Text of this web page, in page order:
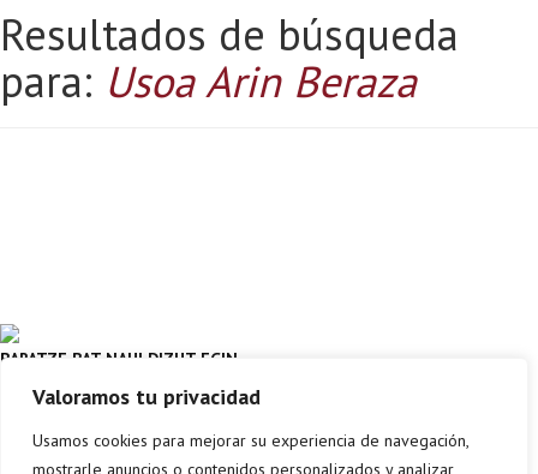
Valoramos tu privacidad
Usamos cookies para mejorar su experiencia de navegación,
mostrarle anuncios o contenidos personalizados y analizar
Resultados de búsqueda
para: Usoa Arin Beraza
BARATZE BAT NAHI DIZUT EGIN…
BARATZE BAT ETXEAN
USOA ARIN BERAZA
Leire